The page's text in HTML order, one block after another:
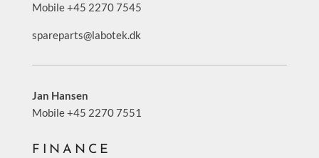
Mobile +45 2270 7545
spareparts@labotek.dk
Jan Hansen
Mobile +45 2270 7551
FINANCE